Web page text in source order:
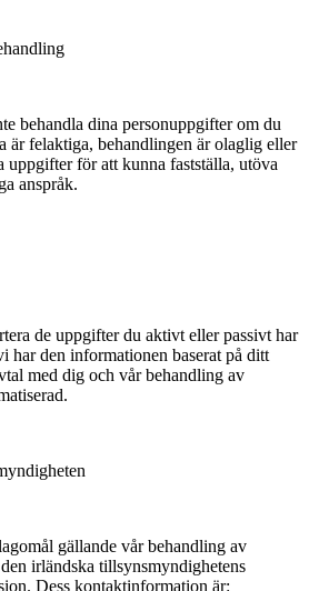
behandla dina personuppgifter om du
är felaktiga, behandlingen är olaglig eller
uppgifter för att kunna fastställa, utöva
anspråk.
de uppgifter du aktivt eller passivt har
har den informationen baserat på ditt
med dig och vår behandling av
gällande vår behandling av
irländska tillsynsmyndighetens
Dess kontaktinformation är: